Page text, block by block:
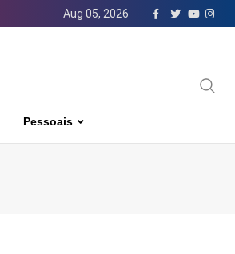
Aug 05, 2026
Pessoais